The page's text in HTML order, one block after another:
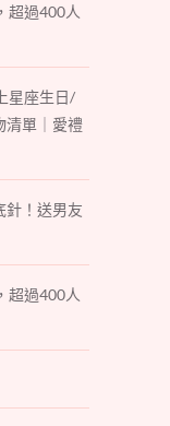
超過400人
星座生日/
清單｜愛禮
針！送男友
超過400人